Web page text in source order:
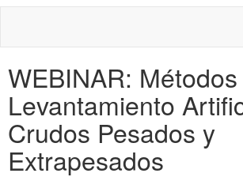
WEBINAR:
Levantamiento
Crudos Pesados y
Extrapesados